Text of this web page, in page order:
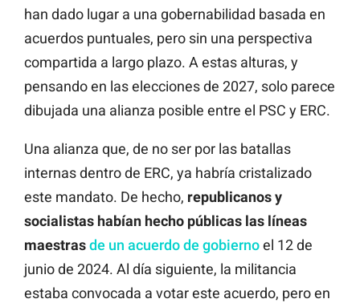
han dado lugar a una gobernabilidad basada en
acuerdos puntuales, pero sin una perspectiva
compartida a largo plazo. A estas alturas, y
pensando en las elecciones de 2027, solo parece
dibujada una alianza posible entre el PSC y ERC.
Una alianza que, de no ser por las batallas
internas dentro de ERC, ya habría cristalizado
este mandato. De hecho, republicanos y
socialistas habían hecho públicas las líneas
maestrasde un acuerdo de gobiernoel 12 de
junio de 2024. Al día siguiente, la militancia
estaba convocada a votar este acuerdo, pero en